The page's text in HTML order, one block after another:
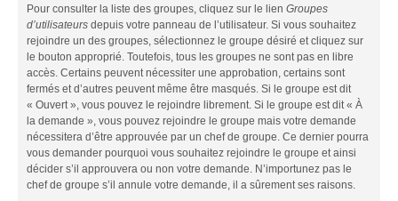
Pour consulter la liste des groupes, cliquez sur le lien Groupes
d’utilisateurs depuis votre panneau de l’utilisateur. Si vous souhaitez
rejoindre un des groupes, sélectionnez le groupe désiré et cliquez sur
le bouton approprié. Toutefois, tous les groupes ne sont pas en libre
accès. Certains peuvent nécessiter une approbation, certains sont
fermés et d’autres peuvent même être masqués. Si le groupe est dit
« Ouvert », vous pouvez le rejoindre librement. Si le groupe est dit « À
la demande », vous pouvez rejoindre le groupe mais votre demande
nécessitera d’être approuvée par un chef de groupe. Ce dernier pourra
vous demander pourquoi vous souhaitez rejoindre le groupe et ainsi
décider s’il approuvera ou non votre demande. N’importunez pas le
chef de groupe s’il annule votre demande, il a sûrement ses raisons.